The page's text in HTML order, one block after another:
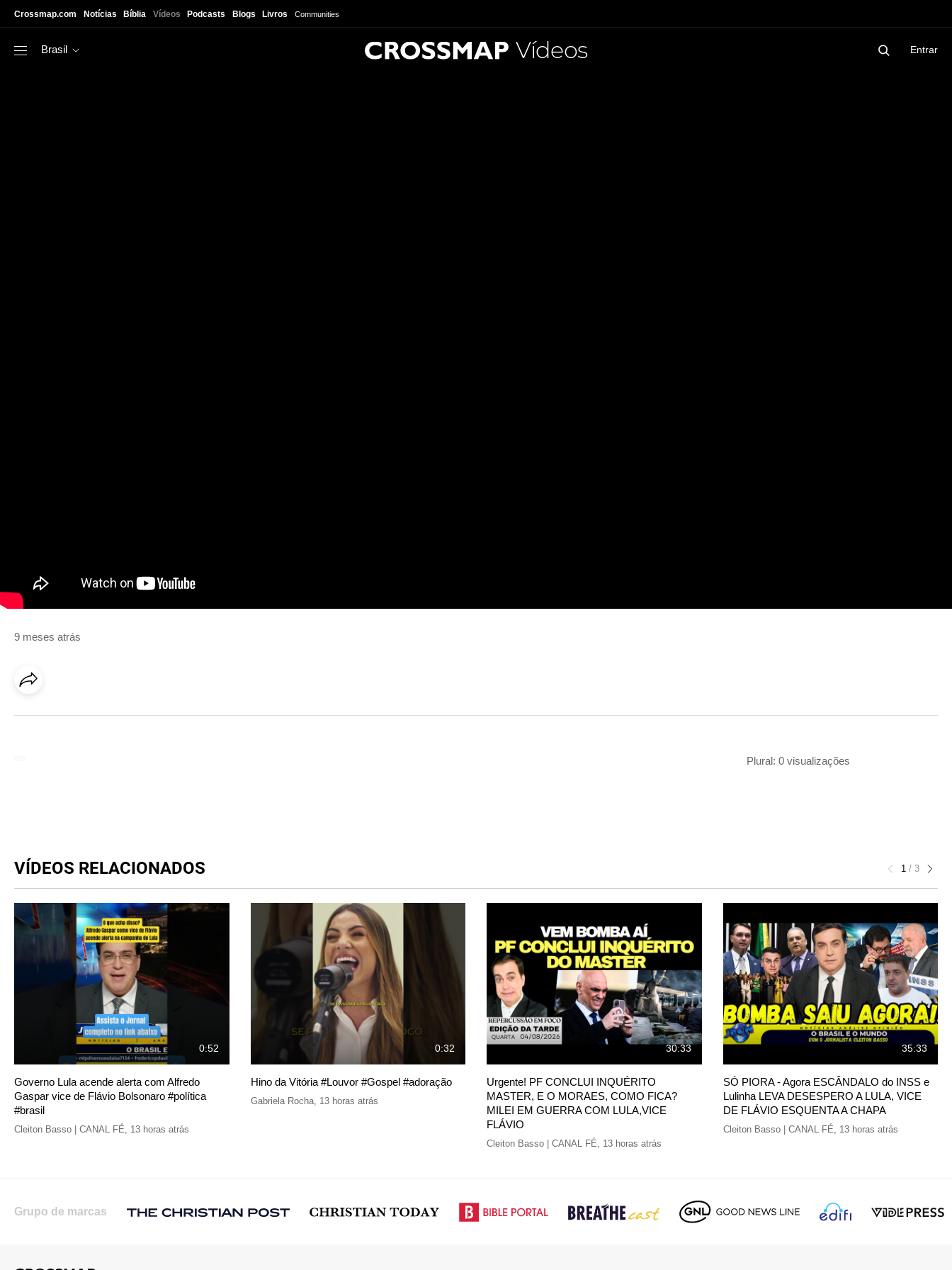
Crossmap.com Notícias Bíblia Vídeos Podcasts Blogs Livros Communities
Brasil Vídeos Entrar
9 meses atrás
Plural: 0 visualizações
VÍDEOS RELACIONADOS 1 / 3
0:52
Governo Lula acende alerta com Alfredo
Gaspar vice de Flávio Bolsonaro #política
#brasil
Cleiton Basso | CANAL FÉ 13 horas atrás
0:32
Hino da Vitória #Louvor #Gospel #adoração
Gabriela Rocha, 13 horas atrás
30:33
Urgente! PF CONCLUI INQUÉRITO
MASTER, E O MORAES, COMO FICA?
MILEI EM GUERRA COM LULA,VICE
FLÁVIO
Cleiton Basso | CANAL FÉ 13 horas atrás
35:33
SÓ PIORA - Agora ESCÂNDALO do INSS e
Lulinha LEVA DESESPERO A LULA, VICE
DE FLÁVIO ESQUENTA A CHAPA
Cleiton Basso | CANAL FÉ 13 horas atrás
Grupo de marcas